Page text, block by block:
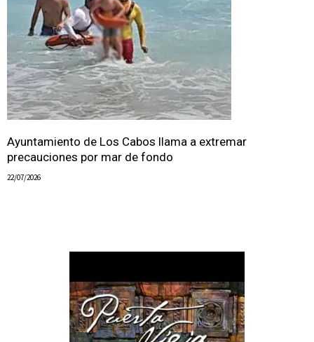
Ayuntamiento de Los Cabos llama a extremar
precauciones por mar de fondo
22/07/2026